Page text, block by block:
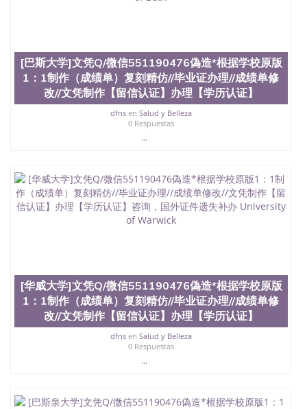
[巴斯大学]文凭Q/微信551190476偽造*根据学校原版
1：1制作（成绩单）复刻精仿//毕业证办理//成绩单修
改//文凭制作【留信认证】办理【学历认证】
dfnsen Salud y Belleza
0 Respuestas
...
[华威大学]文凭Q/微信551190476偽造*根据学校原版
1：1制作（成绩单）复刻精仿//毕业证办理//成绩单修
改//文凭制作【留信认证】办理【学历认证】
dfnsen Salud y Belleza
0 Respuestas
...